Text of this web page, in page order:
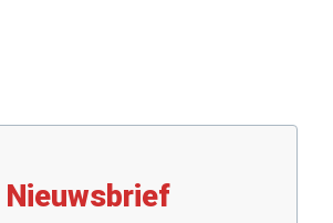
Nieuwsbrief